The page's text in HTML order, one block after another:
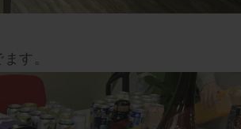
す。